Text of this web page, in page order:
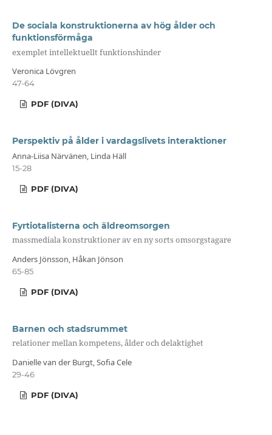
De sociala konstruktionerna av hög ålder och
funktionsförmåga
exemplet intellektuellt funktionshinder
Veronica Lövgren
47-64
PDF (DIVA)
Perspektiv på ålder i vardagslivets interaktioner
Anna-Liisa Närvänen, Linda Häll
15-28
PDF (DIVA)
Fyrtiotalisterna och äldreomsorgen
massmediala konstruktioner av en ny sorts omsorgstagare
Anders Jönsson, Håkan Jönson
65-85
PDF (DIVA)
Barnen och stadsrummet
relationer mellan kompetens, ålder och delaktighet
Danielle van der Burgt, Sofia Cele
29-46
PDF (DIVA)